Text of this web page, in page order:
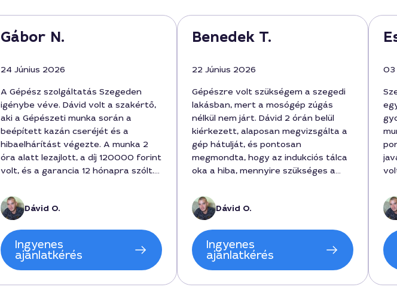
Gábor N.
24 Június 2026
A Gépész szolgáltatás Szegeden
igénybe véve. Dávid volt a szakértő,
aki a Gépészeti munka során a
beépített kazán cseréjét és a
hibaelhárítást végezte. A munka 2
óra alatt lezajlott, a díj 120000 forint
volt, és a garancia 12 hónapra szólt.
hozzáállás jellemezte, a városban
kellő tapasztalattal rendelkezik.
Dávid O.
Ingyenes
ajánlatkérés
Benedek T.
22 Június 2026
Gépészre volt szükségem a szegedi
lakásban, mert a mosógép zúgás
nélkül nem járt. Dávid 2 órán belül
kiérkezett, alaposan megvizsgálta a
gép hátulját, és pontosan
megmondta, hogy az indukciós tálca
oka a hiba, mennyire szükséges a
forint volt, és a beszámolt garancia 6
hónap. A szolgáltatás gyors volt, és
a beszélgetés közben érthetően
elmagyarázta, amit csinál, így a
jövőben is őt hívom.
Dávid O.
Ingyenes
ajánlatkérés
03